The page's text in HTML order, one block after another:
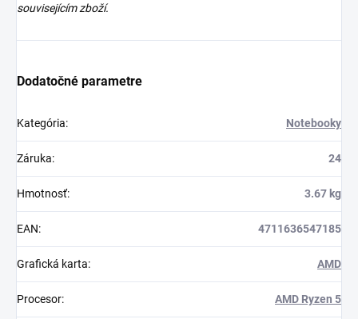
souvisejícím zboží.
Dodatočné parametre
Kategória: Notebooky
Záruka: 24
Hmotnosť: 3.67 kg
EAN: 4711636547185
Grafická karta: AMD
Procesor: AMD Ryzen 5